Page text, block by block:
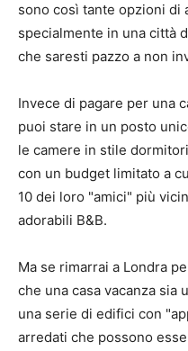
sono così tante opzioni di
specialmente in una città
che saresti pazzo a non
Invece di pagare per una
puoi stare in un posto
le camere in stile
con un budget limitato a
10 dei loro "amici" più
adorabili B&B.
Ma se rimarrai a Londra
che una casa vacanza sia
una serie di edifici con
arredati che possono